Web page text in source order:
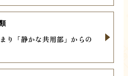
り「静かな共用部」からの